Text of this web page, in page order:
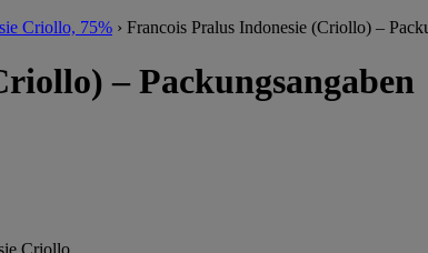
Criollo, 75% › Francois Pralus Indonesie (Criollo) –
– Packungsangaben
Criollo